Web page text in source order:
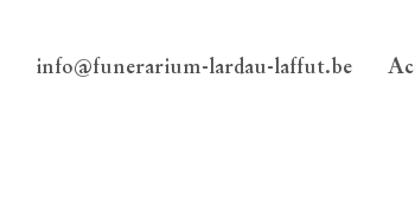
info@funerarium-lardau-laffut.be